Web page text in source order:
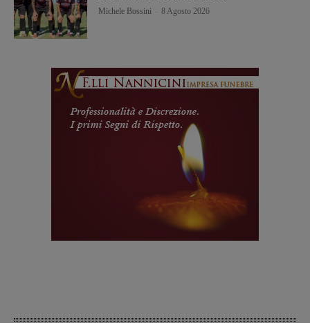
Michele Bossini 8 Agosto 2026